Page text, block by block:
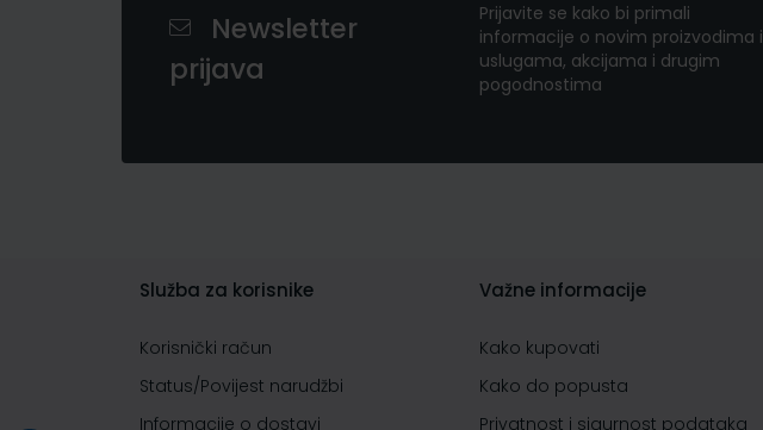
Newsletter
prijava
Prijavite se kako bi primali
informacije o novim proizvodima i
uslugama, akcijama i drugim
pogodnostima
Služba za korisnike
Korisnički račun
Status/Povijest narudžbi
Informacije o dostavi
Važne informacije
Kako kupovati
Kako do popusta
Privatnost i sigurnost podataka